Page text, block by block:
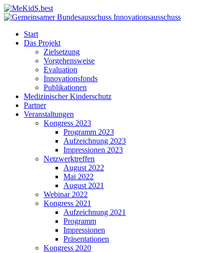
Start
Das Projekt
Zielsetzung
Vorgehensweise
Evaluation
Innovationsfonds
Publikationen
Medizinischer Kinderschutz
Partner
Veranstaltungen
Kongress 2023
Programm 2023
Aufzeichnung 2023
Impressionen 2023
Netzwerktreffen
August 2022
Mai 2022
August 2021
Webinar 2022
Kongress 2021
Aufzeichnung 2021
Programm
Impressionen
Präsentationen
Kongress 2020